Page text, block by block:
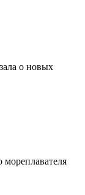
о новых